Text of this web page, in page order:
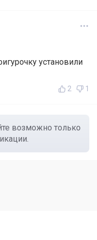
установили
2 1
возможно только